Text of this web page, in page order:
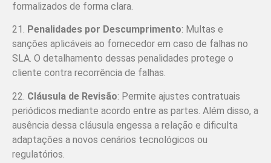
formalizados de forma clara.
21. Penalidades por Descumprimento: Multas e
sanções aplicáveis ao fornecedor em caso de falhas no
SLA. O detalhamento dessas penalidades protege o
cliente contra recorrência de falhas.
22. Cláusula de Revisão: Permite ajustes contratuais
periódicos mediante acordo entre as partes. Além disso, a
ausência dessa cláusula engessa a relação e dificulta
adaptações a novos cenários tecnológicos ou
regulatórios.